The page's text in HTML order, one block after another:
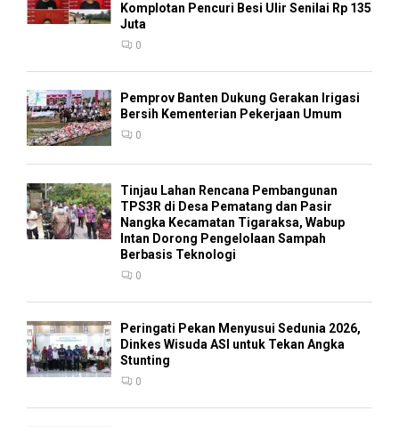
Komplotan Pencuri Besi Ulir Senilai Rp 135
Juta
0
Pemprov Banten Dukung Gerakan Irigasi
Bersih Kementerian Pekerjaan Umum
0
Tinjau Lahan Rencana Pembangunan
TPS3R di Desa Pematang dan Pasir
Nangka Kecamatan Tigaraksa, Wabup
Intan Dorong Pengelolaan Sampah
Berbasis Teknologi
0
Peringati Pekan Menyusui Sedunia 2026,
Dinkes Wisuda ASI untuk Tekan Angka
Stunting
0